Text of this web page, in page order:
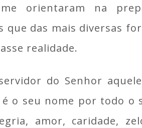
orientaram na
que das mais diversas
realidade.
do Senhor
o seu nome por todo o
amor, caridade,